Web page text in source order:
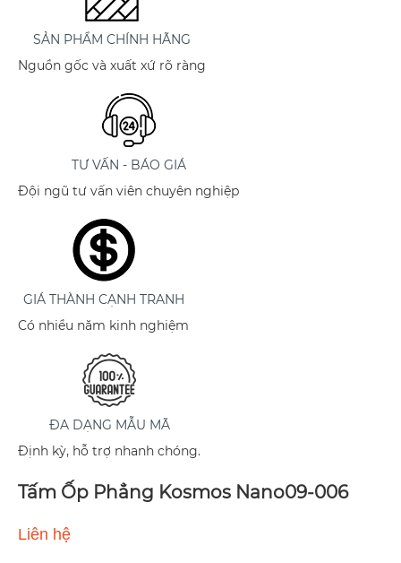
SẢN PHẨM CHÍNH HÃNG
Nguồn gốc và xuất xứ rõ ràng
TƯ VẤN - BÁO GIÁ
Đội ngũ tư vấn viên chuyên nghiệp
GIÁ THÀNH CẠNH TRANH
Có nhiều năm kinh nghiệm
ĐA DẠNG MẪU MÃ
Định kỳ, hỗ trợ nhanh chóng.
Tấm Ốp Phẳng Kosmos Nano09-006
Liên hệ